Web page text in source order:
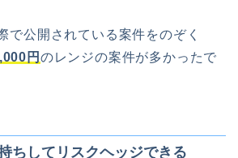
で公開されている案件をのぞく
円 のレンジの案件が多かったで
ちしてリスクヘッジできる